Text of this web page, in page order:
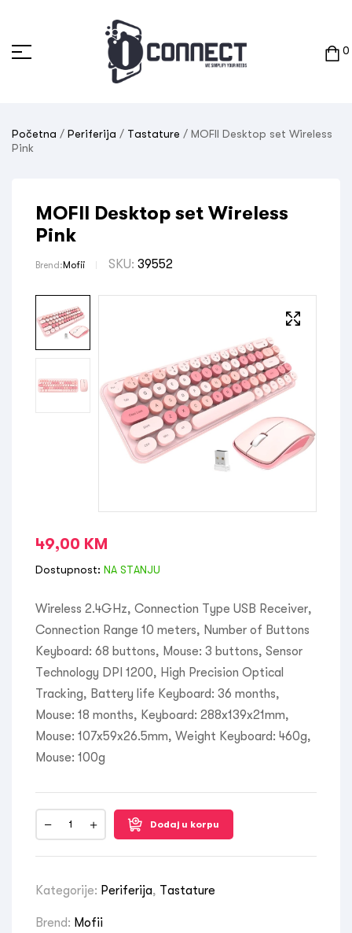
0
Početna / Periferija / Tastature / MOFII Desktop set Wireless
Pink
MOFII Desktop set Wireless
Pink
Brend: Mofii SKU: 39552
49,00 KM
Dostupnost: NA STANJU
Wireless 2.4GHz, Connection Type USB Receiver,
Connection Range 10 meters, Number of Buttons
Keyboard: 68 buttons, Mouse: 3 buttons, Sensor
Technology DPI 1200, High Precision Optical
Tracking, Battery life Keyboard: 36 months,
Mouse: 18 months, Keyboard: 288x139x21mm,
Mouse: 107x59x26.5mm, Weight Keyboard: 460g,
Mouse: 100g
Dodaj u korpu
Kategorije: Periferija, Tastature
Brend: Mofii